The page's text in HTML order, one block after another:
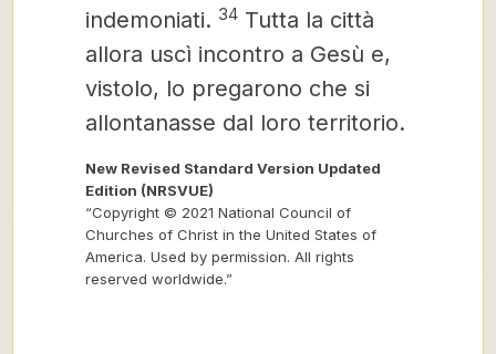
indemoniati. 34 Tutta la città
allora uscì incontro a Gesù e,
vistolo, lo pregarono che si
allontanasse dal loro territorio.
New Revised Standard Version Updated
Edition (NRSVUE)
“Copyright © 2021 National Council of
Churches of Christ in the United States of
America. Used by permission. All rights
reserved worldwide.”